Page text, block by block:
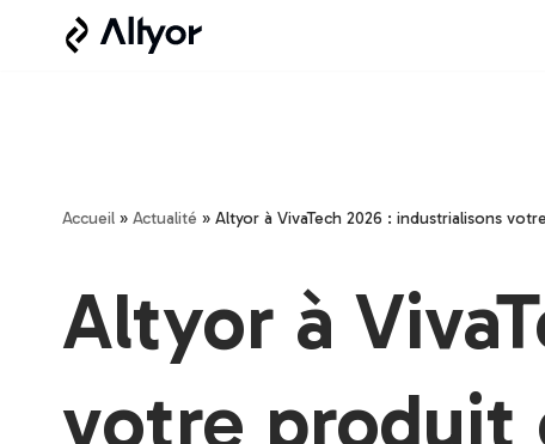
Accueil » Actualité » Altyor à VivaTech 2026 : industrialisons
Altyor à
votre produit